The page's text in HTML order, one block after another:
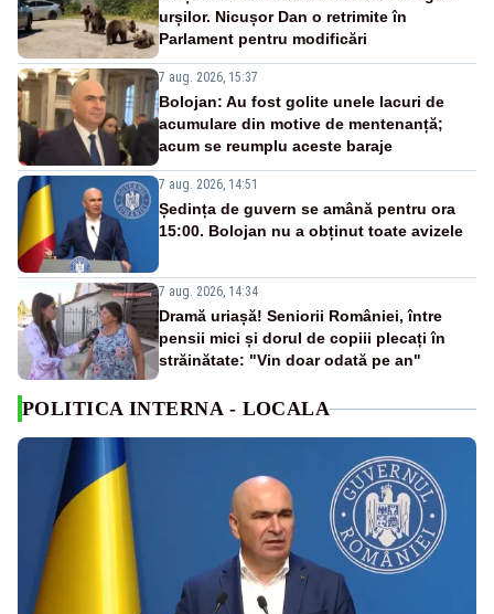
urșilor. Nicușor Dan o retrimite în
Parlament pentru modificări
7 aug. 2026, 15:37
Bolojan: Au fost golite unele lacuri de
acumulare din motive de mentenanță;
acum se reumplu aceste baraje
7 aug. 2026, 14:51
Ședința de guvern se amână pentru ora
15:00. Bolojan nu a obținut toate avizele
7 aug. 2026, 14:34
Dramă uriașă! Seniorii României, între
pensii mici și dorul de copiii plecați în
străinătate: "Vin doar odată pe an"
POLITICA INTERNA - LOCALA